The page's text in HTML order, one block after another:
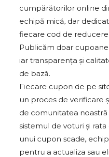
cumpărătorilor online
echipă mică, dar
fiecare cod de
Publicăm doar
iar transparența și
de bază.
Fiecare cupon de pe
un proces de verificare
de comunitatea
sistemul de voturi și rata
unui cupon scade,
pentru a actualiza sau